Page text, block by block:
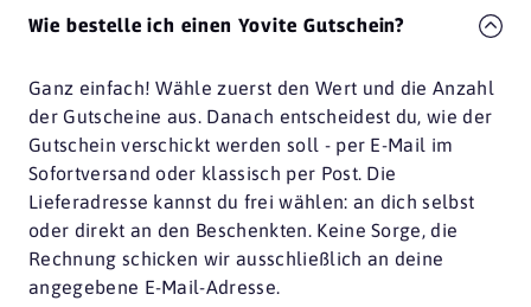
Wie bestelle ich einen Yovite Gutschein?
Ganz einfach! Wähle zuerst den Wert und die Anzahl
der Gutscheine aus. Danach entscheidest du, wie der
Gutschein verschickt werden soll - per E-Mail im
Sofortversand oder klassisch per Post. Die
Lieferadresse kannst du frei wählen: an dich selbst
oder direkt an den Beschenkten. Keine Sorge, die
Rechnung schicken wir ausschließlich an deine
angegebene E-Mail-Adresse.